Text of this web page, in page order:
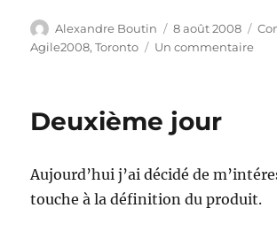
Auteur
Alexandre Boutin
Publié
le
8 août 2008
Agile2008,Toronto Un commentairesur
Deuxième jour
Aujourd’hui j’ai décidé de
touche à la définition du produit.